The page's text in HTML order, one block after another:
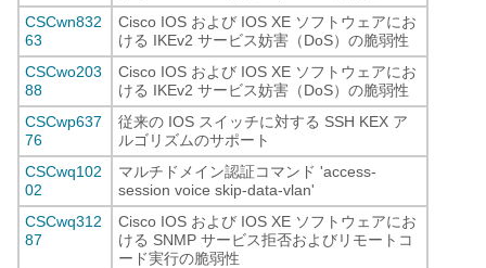
CSCwn832
63
Cisco IOS および IOS XE ソフトウェアにお
ける IKEv2 サービス妨害（DoS）の脆弱性
CSCwo203
88
Cisco IOS および IOS XE ソフトウェアにお
ける IKEv2 サービス妨害（DoS）の脆弱性
CSCwp637
76
従来の IOS スイッチに対する SSH KEX ア
ルゴリズムのサポート
CSCwq102
02
マルチドメイン認証コマンド 'access-
session voice skip-data-vlan'
CSCwq312
87
Cisco IOS および IOS XE ソフトウェアにお
ける SNMP サービス拒否およびリモートコ
ード実行の脆弱性